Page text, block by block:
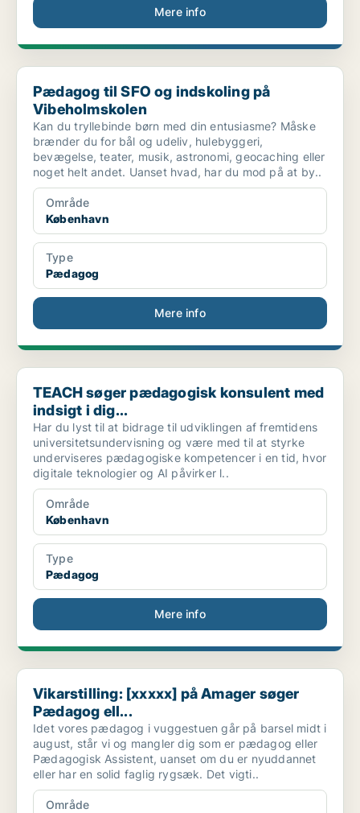
Mere info
Pædagog til SFO og indskoling på Vibeholmskolen
Pædagog til SFO og indskoling på
Vibeholmskolen
Kan du tryllebinde børn med din entusiasme? Måske
brænder du for bål og udeliv, hulebyggeri,
bevægelse, teater, musik, astronomi, geocaching eller
noget helt andet. Uanset hvad, har du mod på at by..
Område
København
Type
Pædagog
Mere info
TEACH søger pædagogisk konsulent med indsigt i dig...
TEACH søger pædagogisk konsulent med
indsigt i dig...
Har du lyst til at bidrage til udviklingen af fremtidens
universitetsundervisning og være med til at styrke
underviseres pædagogiske kompetencer i en tid, hvor
digitale teknologier og AI påvirker l..
Område
København
Type
Pædagog
Mere info
Vikarstilling: [xxxxx] på Amager søger Pædagog ell...
Vikarstilling: [xxxxx] på Amager søger
Pædagog ell...
Idet vores pædagog i vuggestuen går på barsel midt i
august, står vi og mangler dig som er pædagog eller
Pædagogisk Assistent, uanset om du er nyuddannet
eller har en solid faglig rygsæk. Det vigti..
Område